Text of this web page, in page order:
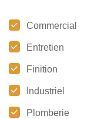
Commercial
Entretien
Finition
Industriel
Plomberie